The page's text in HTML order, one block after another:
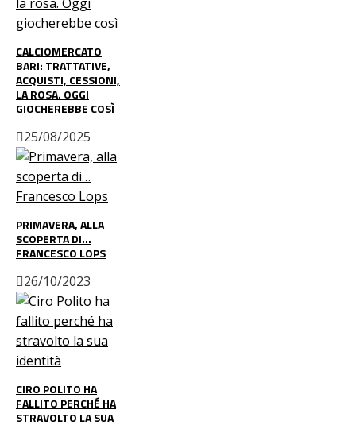
CALCIOMERCATO
BARI: TRATTATIVE,
ACQUISTI, CESSIONI,
LA ROSA. OGGI
GIOCHEREBBE COSÌ
25/08/2025
PRIMAVERA, ALLA
SCOPERTA DI…
FRANCESCO LOPS
26/10/2023
CIRO POLITO HA
FALLITO PERCHÉ HA
STRAVOLTO LA SUA